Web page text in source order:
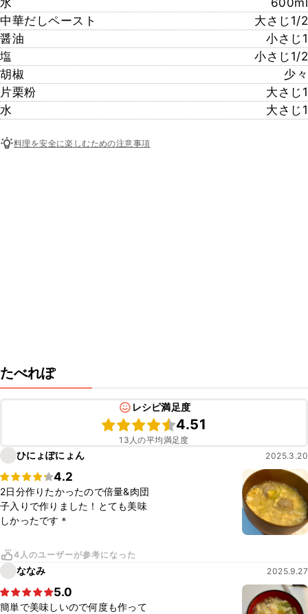
水
600ml
中華だしペースト
大さじ1/2
醤油
小さじ1
塩
小さじ1/2
胡椒
少々
片栗粉
大さじ1
水
大さじ1
料理を安全に楽しむための注意事項
たべれぽ
レシピ満足度
4.51
13人の平均満足度
ひにょぽにょん 2025.3.20
4.2
2日分作りたかったので倍量&肉団
子入りで作りました！とても美味
しかったです＊
4人のユーザーが参考になった
ななみ 2025.9.27
5.0
簡単で美味しいので何度も作って